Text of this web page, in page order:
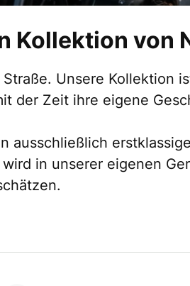
Kollektion von
Unsere Kollektion
der Zeit ihre eigene
ausschließlich
in unserer eigenen